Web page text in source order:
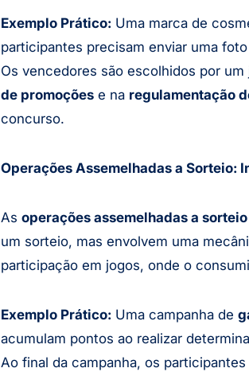
Exemplo Prático: Uma marca de
participantes precisam enviar uma
Os vencedores são escolhidos por
de promoções e na regulamentação
concurso.
Operações Assemelhadas a Sorteio:
As operações assemelhadas a sorteio
um sorteio, mas envolvem uma
participação em jogos, onde o
Exemplo Prático: Uma campanha de
acumulam pontos ao realizar
Ao final da campanha, os